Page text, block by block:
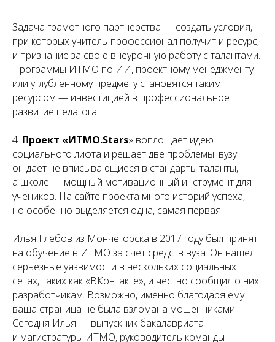
Задача грамотного партнерства — создать условия,
при которых учитель-профессионал получит и ресурс,
и признание за свою внеурочную работу с талантами.
Программы ИТМО по ИИ, проектному менеджменту
или углубленному предмету становятся таким
ресурсом — инвестицией в профессиональное
развитие педагога.
4. Проект «ИТМО.Stars» воплощает идею
социального лифта и решает две проблемы: вузу
он дает не вписывающиеся в стандарты таланты,
а школе — мощный мотивационный инструмент для
учеников. На сайте проекта много историй успеха,
но особенно выделяется одна, самая первая.
Илья Глебов из Мончегорска в 2017 году был принят
на обучение в ИТМО за счет средств вуза. Он нашел
серьезные уязвимости в нескольких социальных
сетях, таких как «ВКонтакте», и честно сообщил о них
разработчикам. Возможно, именно благодаря ему
ваша страница не была взломана мошенниками.
Сегодня Илья — выпускник бакалавриата
и магистратуры ИТМО, руководитель команды